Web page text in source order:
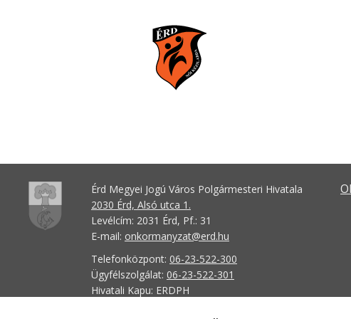
Érd Megyei Jogú Város Polgármesteri Hivatala
2030 Érd, Alsó utca 1.
Levélcím: 2031 Érd, Pf.: 31
E-mail: onkormanyzat@erd.hu
Telefonközpont: 06-23-522-300
Ügyfélszolgálat: 06-23-522-301
Hivatali Kapu: ERDPH